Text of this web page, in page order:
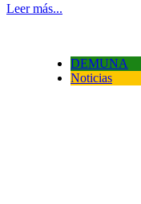
Leer más...
DEMUNA
Noticias